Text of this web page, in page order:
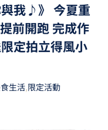
我♪》 今夏重
前開跑 完成作
定拍立得風小
生活,限定活動